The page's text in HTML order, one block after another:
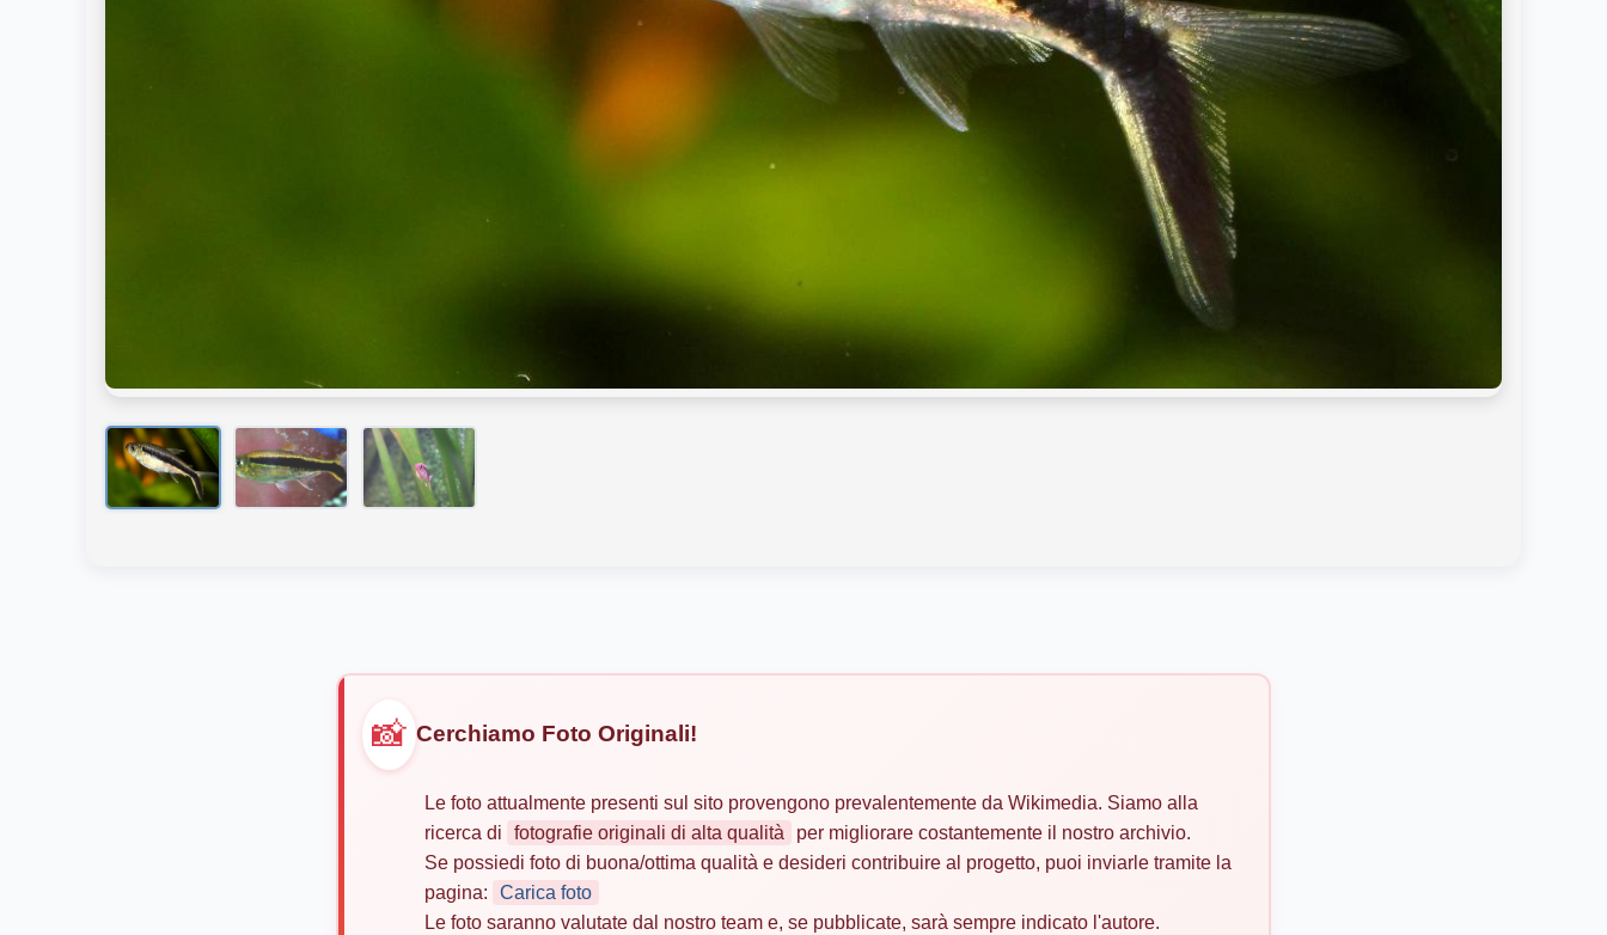
📸 Cerchiamo Foto Originali!
Le foto attualmente presenti sul sito provengono prevalentemente da Wikimedia. Siamo alla
ricerca di
fotografie originali di alta qualità
per migliorare costantemente il nostro archivio.
Se possiedi foto di buona/ottima qualità e desideri contribuire al progetto, puoi inviarle tramite la
pagina:
Carica foto
Le foto saranno valutate dal nostro team e, se pubblicate, sarà sempre indicato l'autore.